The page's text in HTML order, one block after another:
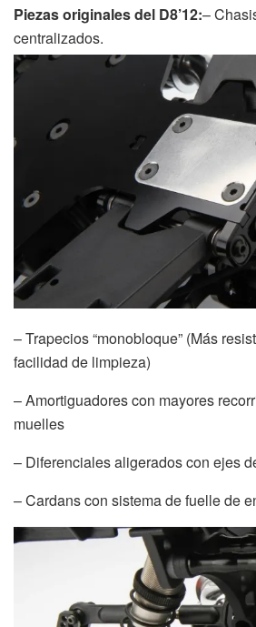
Piezas originales del D8’12:–
centralizados.
– Trapecios “monobloque” (Más
facilidad de limpieza)
– Amortiguadores con mayores
muelles
– Diferenciales aligerados con ejes
– Cardans con sistema de fuelle de